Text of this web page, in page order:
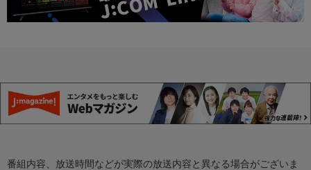
番組内容、放送時間などが実際の放送内容と異なる場合がございま